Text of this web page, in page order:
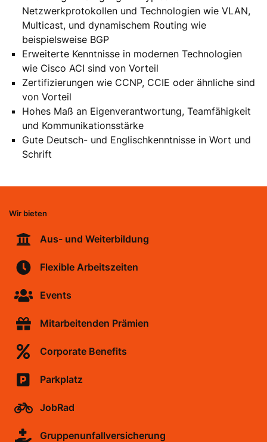
Netzwerkprotokollen und Technologien wie VLAN,
Multicast, und dynamischem Routing wie
beispielsweise BGP
Erweiterte Kenntnisse in modernen Technologien
wie Cisco ACI sind von Vorteil
Zertifizierungen wie CCNP, CCIE oder ähnliche sind
von Vorteil
Hohes Maß an Eigenverantwortung, Teamfähigkeit
und Kommunikationsstärke
Gute Deutsch- und Englischkenntnisse in Wort und
Schrift
Wir bieten
Aus- und Weiterbildung
Flexible Arbeitszeiten
Events
Mitarbeitenden Prämien
Corporate Benefits
Parkplatz
JobRad
Gruppenunfallversicherung